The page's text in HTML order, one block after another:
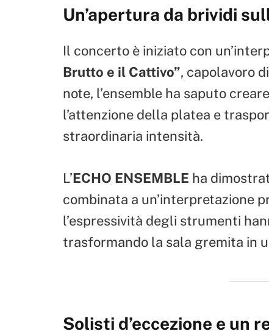
Un’apertura da brividi
Il concerto è iniziato con
Brutto e il Cattivo”, capolavoro di
note, l’ensemble ha saputo
l’attenzione della platea e
straordinaria intensità.
L’ECHO ENSEMBLE ha
combinata a un’interpretazione
l’espressività degli strumenti
trasformando la sala gremita in
Solisti d’eccezione e un